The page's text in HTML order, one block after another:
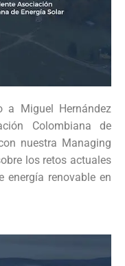
a Miguel Hernández
Colombiana de
nuestra Managing
los retos actuales
energía renovable en